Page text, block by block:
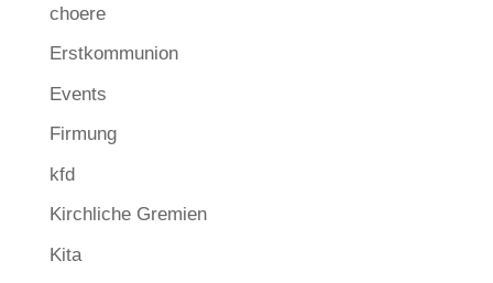
choere
Erstkommunion
Events
Firmung
kfd
Kirchliche Gremien
Kita